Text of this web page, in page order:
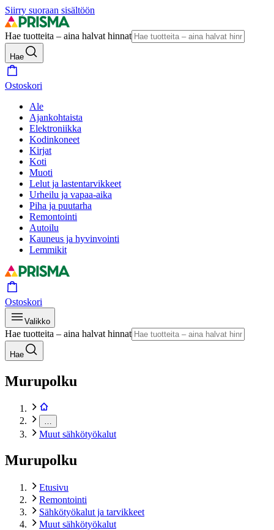
Siirry suoraan sisältöön
Hae tuotteita – aina halvat hinnat
Hae
Ostoskori
Ale
Ajankohtaista
Elektroniikka
Kodinkoneet
Kirjat
Koti
Muoti
Lelut ja lastentarvikkeet
Urheilu ja vapaa-aika
Piha ja puutarha
Remontointi
Autoilu
Kauneus ja hyvinvointi
Lemmikit
Ostoskori
Valikko
Hae tuotteita – aina halvat hinnat
Hae
Murupolku
Muut sähkötyökalut
Murupolku
Etusivu
Remontointi
Sähkötyökalut ja tarvikkeet
Muut sähkötyökalut